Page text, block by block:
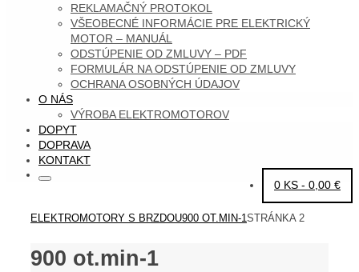
REKLAMAČNÝ PROTOKOL
VŠEOBECNÉ INFORMÁCIE PRE ELEKTRICKÝ
MOTOR – MANUÁL
ODSTÚPENIE OD ZMLUVY – PDF
FORMULÁR NA ODSTÚPENIE OD ZMLUVY
OCHRANA OSOBNÝCH ÚDAJOV
O NÁS
VÝROBA ELEKTROMOTOROV
DOPYT
DOPRAVA
KONTAKT
0 KS - 0,00 €
Search
Search
HOME
ELEKTROMOTORY S BRZDOU900 OT.MIN-1 STRÁNKA 2
900 ot.min-1